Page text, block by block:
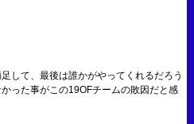
して、最後は誰かがやってくれるだろう
った事がこの19OFチームの敗因だと感